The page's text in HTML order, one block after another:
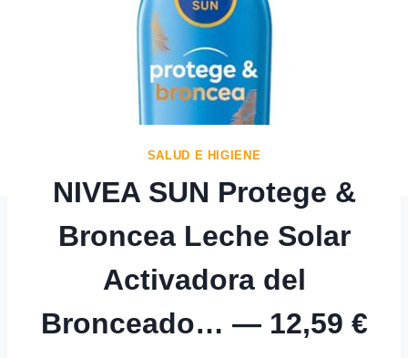
SALUD E HIGIENE
NIVEA SUN Protege &
Broncea Leche Solar
Activadora del
Bronceado… — 12,59 €